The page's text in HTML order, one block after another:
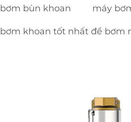
bùn khoan máy
khoan tốt nhất để bơm